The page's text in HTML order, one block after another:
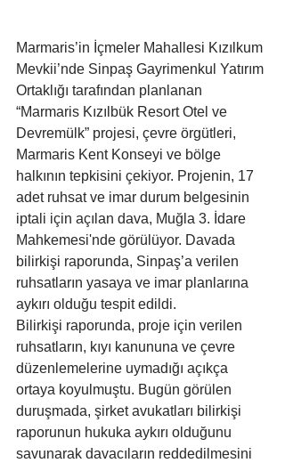
Marmaris’in İçmeler Mahallesi Kızılkum
Mevkii’nde Sinpaş Gayrimenkul Yatırım
Ortaklığı tarafından planlanan
“Marmaris Kızılbük Resort Otel ve
Devremülk” projesi, çevre örgütleri,
Marmaris Kent Konseyi ve bölge
halkının tepkisini çekiyor. Projenin, 17
adet ruhsat ve imar durum belgesinin
iptali için açılan dava, Muğla 3. İdare
Mahkemesi'nde görülüyor. Davada
bilirkişi raporunda, Sinpaş’a verilen
ruhsatların yasaya ve imar planlarına
aykırı olduğu tespit edildi.
Bilirkişi raporunda, proje için verilen
ruhsatların, kıyı kanununa ve çevre
düzenlemelerine uymadığı açıkça
ortaya koyulmuştu. Bugün görülen
duruşmada, şirket avukatları bilirkişi
raporunun hukuka aykırı olduğunu
savunarak davacıların reddedilmesini